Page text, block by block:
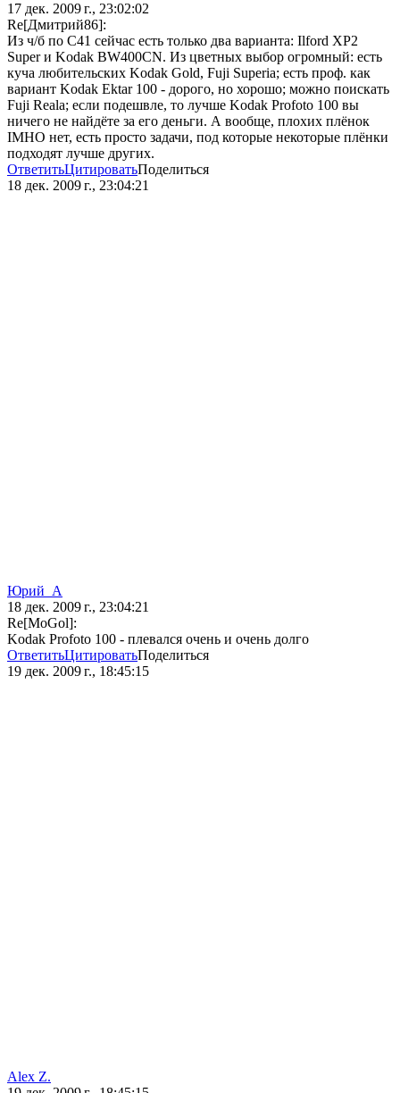
17 дек. 2009 г., 23:02:02
Re[Дмитрий86]:
Из ч/б по С41 сейчас есть только два варианта: Ilford XP2
Super и Kodak BW400CN. Из цветных выбор огромный: есть
куча любительских Kodak Gold, Fuji Superia; есть проф. как
вариант Kodak Ektar 100 - дорого, но хорошо; можно поискать
Fuji Reala; если подешвле, то лучше Kodak Profoto 100 вы
ничего не найдёте за его деньги. А вообще, плохих плёнок
IMHO нет, есть просто задачи, под которые некоторые плёнки
подходят лучше других.
ОтветитьЦитироватьПоделиться
18 дек. 2009 г., 23:04:21
Юрий_А
18 дек. 2009 г., 23:04:21
Re[MoGol]:
Kodak Profoto 100 - плевался очень и очень долго
ОтветитьЦитироватьПоделиться
19 дек. 2009 г., 18:45:15
Alex Z.